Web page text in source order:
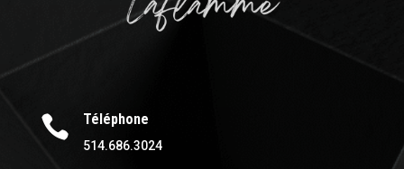
 Téléphone
514.686.3024